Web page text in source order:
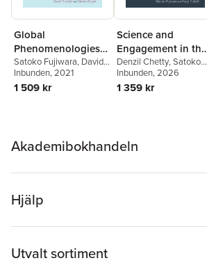
Global
Phenomenologies
of Religion
Satoko Fujiwara, David
Thurfjell,Steven Engler
Inbunden, 2021
1 509 kr
Science and
Engagement in the
Study of Religion
Denzil Chetty,Satoko
Fujiwara,Katja Triplett
Inbunden, 2026
1 359 kr
Akademibokhandeln
Hjälp
Utvalt sortiment